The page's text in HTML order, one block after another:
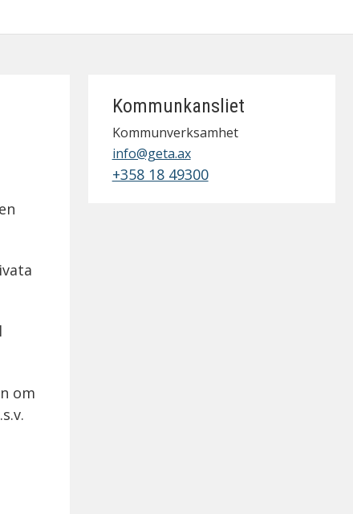
om
Kommunkansliet
Kommunverksamhet
info@geta.ax
+358 18 49300